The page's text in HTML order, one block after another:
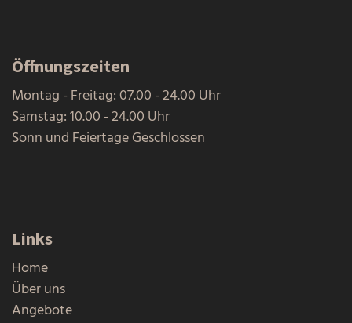
Öffnungszeiten
Montag - Freitag: 07.00 - 24.00 Uhr
Samstag: 10.00 - 24.00 Uhr
Sonn und Feiertage Geschlossen
Links
Home
Über uns
Angebote